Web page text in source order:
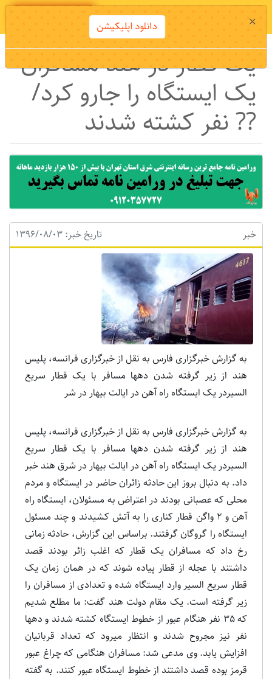
دانلود اپلیکیشن
یک قطار در هند مسافران
یک ایستگاه را جارو کرد/
?? نفر کشته شدند
خبر تاریخ خبر: 1396/08/03
به گزارش خبرگزاری فارس به نقل از خبرگزاری فرانسه، پلیس
هند از زیر گرفته شدن دهها مسافر با یک قطار سریع
السیردر یک ایستگاه راه آهن در ایالت بیهار در شر
به گزارش خبرگزاری فارس به نقل از خبرگزاری فرانسه، پلیس
هند از زیر گرفته شدن دهها مسافر با یک قطار سریع
السیردر یک ایستگاه راه آهن در ایالت بیهار در شرق هند خبر
داد. به دنبال بروز این حادثه زائران حاضر در ایستگاه و مردم
محلی که عصبانی بودند در اعتراض به مسئولان، ایستگاه راه
آهن و 2 واگن قطار کناری را به آتش کشیدند و چند مسئول
ایستگاه را گروگان گرفتند. براساس این گزارش، حادثه زمانی
رخ داد که مسافران یک قطار که اغلب زائر بودند قصد
داشتند با عجله از قطار پیاده شوند که در همان زمان یک
قطار سریع السیر وارد ایستگاه شده و تعدادی از مسافران را
زیر گرفته است. یک مقام دولت هند گفت: ما مطلع شدیم
که 35 نفر هنگام عبور از خطوط ایستگاه کشته شدند و دهها
نفر نیز مجروح شدند و انتظار میرود که تعداد قربانیان
افزایش یابد. وی مدعی شد: مسافران هنگامی که چراغ عبور
قرمز بوده قصد داشتند از خطوط ایستگاه عبور کنند. به گفته
× دانلود اپلیکیشن